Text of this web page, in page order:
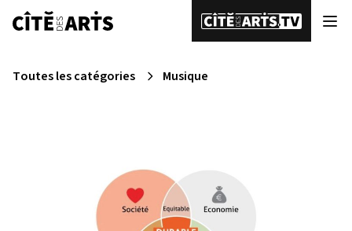
Toutes les catégories Musique